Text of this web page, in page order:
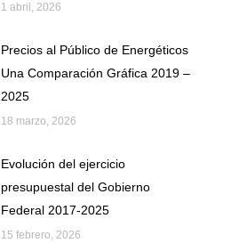
1 abril, 2026
Precios al Público de Energéticos
Una Comparación Gráfica 2019 –
2025
18 marzo, 2026
Evolución del ejercicio
presupuestal del Gobierno
Federal 2017-2025
15 febrero, 2026